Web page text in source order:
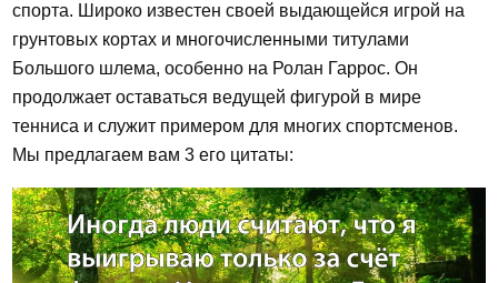
спорта. Широко известен своей выдающейся игрой на
грунтовых кортах и многочисленными титулами
Большого шлема, особенно на Ролан Гаррос. Он
продолжает оставаться ведущей фигурой в мире
тенниса и служит примером для многих спортсменов.
Мы предлагаем вам 3 его цитаты: